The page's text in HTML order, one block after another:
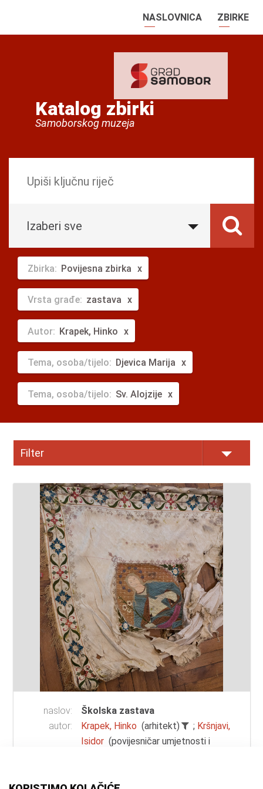
NASLOVNICA ZBIRKE
Katalog zbirki
Samoborskog muzeja
Izaberi sve
Zbirka: Povijesna zbirka
Vrsta građe: zastava
Autor: Krapek, Hinko
Tema, osoba/tijelo: Djevica Marija
Tema, osoba/tijelo: Sv. Alojzije
Filter
naslov:
Školska zastava
autor:
Krapek, Hinko (arhitekt) ; Kršnjavi,
Isidor (povijesničar umjetnosti i